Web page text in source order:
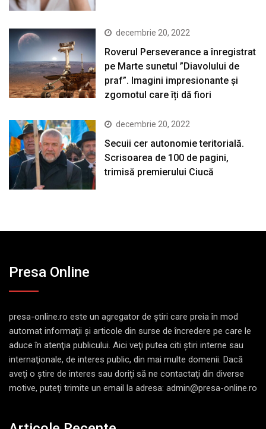
decembrie 20, 2022
Roverul Perseverance a înregistrat
pe Marte sunetul ”Diavolului de
praf”. Imagini impresionante și
zgomotul care îți dă fiori
decembrie 20, 2022
Secuii cer autonomie teritorială.
Scrisoarea de 100 de pagini,
trimisă premierului Ciucă
Presa Online
presa-online.ro este un agregator de ştiri care preia în mod
automat informaţii şi articole din surse de încredere pe care le
aduce în atenţia publicului. Aici veţi putea citi ştiri interne sau
internaţionale, de interes public, din mai multe domenii. Dacă
aveţi o ştire de interes sau doriţi să ne contactaţi din diverse
motive, puteţi trimite un email la adresa: admin@presa-online.ro